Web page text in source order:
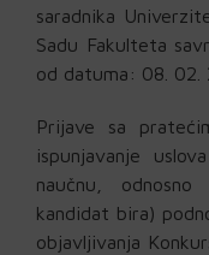
saradnika
Sadu Fakulteta
od datuma: 08. 02.
Prijave sa
ispunjavanje
naučnu,
kandidat bira)
objavljivanja